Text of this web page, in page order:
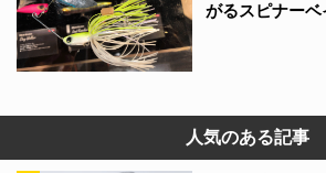
がるスピナーベ
人気のある記事